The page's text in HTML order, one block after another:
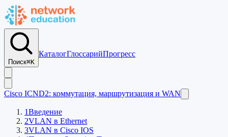
Поиск⌘K
КаталогГлоссарийПрогресс
Cisco ICND2: коммутация, маршрутизация и WAN
1Введение
2VLAN в Ethernet
3VLAN в Cisco IOS